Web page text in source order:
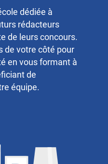
dédiée à
rédacteurs
de leurs concours.
de votre côté pour
en vous formant à
de
équipe.